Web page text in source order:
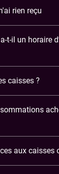
rien reçu
t-il un horaire
caisses ?
aux caisses